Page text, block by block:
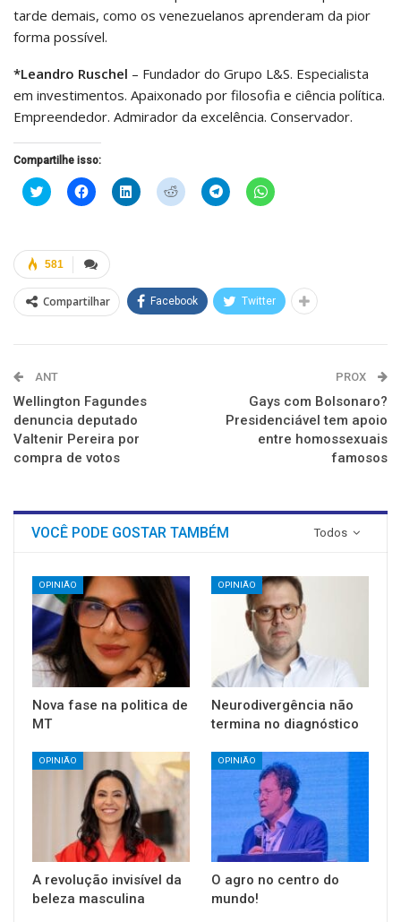
tarde demais, como os venezuelanos aprenderam da pior
forma possível.
*Leandro Ruschel – Fundador do Grupo L&S. Especialista
em investimentos. Apaixonado por filosofia e ciência política.
Empreendedor. Admirador da excelência. Conservador.
Compartilhe isso:
Clique
para
em
nova
janela)
Clique
para
em
nova
janela)
Clique
para
Clique
para
Clique
para
Clique
para
581
Compartilhar Facebook Twitter
ANT
Wellington Fagundes
denuncia deputado
Valtenir Pereira por
compra de votos
PROX
Gays com Bolsonaro?
Presidenciável tem apoio
entre homossexuais
famosos
Todos
VOCÊ PODE GOSTAR TAMBÉM
OPINIÃO
Nova fase na politica de
MT
OPINIÃO
Neurodivergência não
termina no diagnóstico
OPINIÃO
A revolução invisível da
beleza masculina
OPINIÃO
O agro no centro do
mundo!